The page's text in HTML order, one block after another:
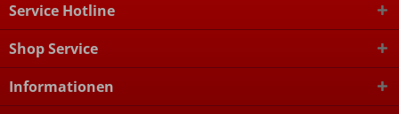
Service Hotline
Shop Service
Informationen